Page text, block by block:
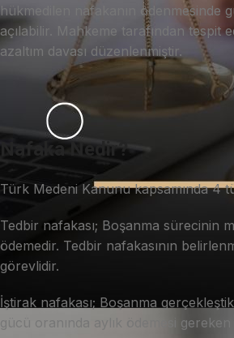
hükmedilen nafakanın ödenmesinde
açılabilir. Mahkeme tarafından
azaltım davası düzenlenmiştir.
Nafaka Nedir?
Türk Medeni Kanunu kapsamında 4
Tedbir nafakası; Boşanma sürecinin
ödemedir. Tedbir nafakasının
görevlidir.
İştirak nafakası; Boşanma
gücü oranında aylık ödemesi